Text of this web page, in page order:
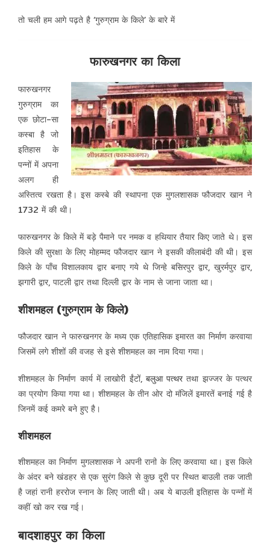
तो चली हम आगे पढ़ते है ‘गुरुग्राम के किले’ के बारे में
फारुखनगर का किला
फारुखनगर
गुरुग्राम का
एक छोटा-सा
कस्बा है जो
इतिहास के
पन्नों में अपना
अलग ही
अस्तित्व रखता है। इस कस्बे की स्थापना एक मुगलशासक फौजदार खान ने
1732 में की थी।
फारुखनगर के किले में बड़े पैमाने पर नमक व हथियार तैयार किए जाते थे। इस
किले की सुरक्षा के लिएमोहम्मद फौजदार खान ने इसकी कीलाबंदी की थी। इस
किले के पाँच विशालकाय द्वार बनाए गये थे जिन्हे बसिरपुर द्वार, खुरर्मपुर द्वार,
झगारी द्वार, पाटली द्वार तथा दिल्ली द्वार के नाम से जाना जाता था।
शीशमहल (गुरुग्राम के किले)
फौजदार खान ने फारुखनगर के मध्य एक एतिहासिक इमारत का निर्माण करवाया
जिसमें लगे शीशों की वजह से इसे शीशमहल का नाम दिया गया।
शीशमहल के निर्माण कार्य में लाखोरी ईंटों, बलुआ पत्थरतथा झज्जर के पत्थर
का प्रयोग किया गया था। शीशमहल के तीन ओर दो मंजिलें इमारतें बनाई गई है
जिनमें कई कमरे बने हुए है।
शीशमहल
शीशमहल का निर्माण मुगलशासक ने अपनी रानी के लिए करवाया था। इस किले
के अंदर बने खंडहर से एक सुरंग किले से कुछ दूरी पर स्थित बाउली तक जाती
है जहां रानी हररोज स्नान के लिए जाती थी। अब ये बाउली इतिहास के पन्नों में
कहीं खो कर रख गई।
बादशाहपुर का किला